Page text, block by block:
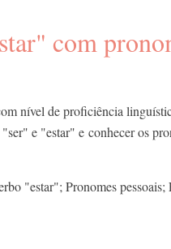
com
nível de proficiência
e "estar" e conhecer os
"estar"; Pronomes pessoais;